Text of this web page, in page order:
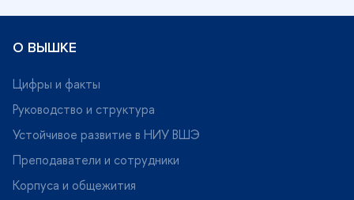
О ВЫШКЕ
Цифры и факты
Руководство и структура
Устойчивое развитие в НИУ ВШЭ
Преподаватели и сотрудники
Корпуса и общежития